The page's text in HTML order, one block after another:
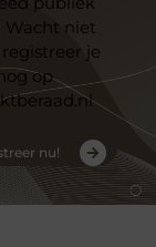
Wacht niet
je
op
nu!